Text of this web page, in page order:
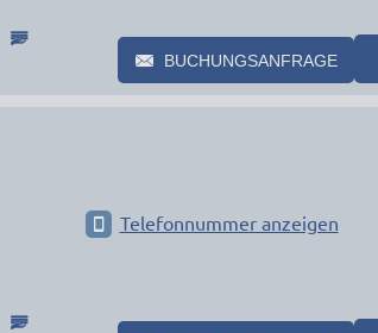
BUCHUNGSANFRAGE
Telefonnummer anzeigen